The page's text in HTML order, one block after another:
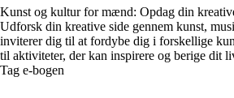
Kunst og kultur for mænd: Opdag din
Udforsk din kreative side gennem kunst,
inviterer dig til at fordybe dig i forskellige
til aktiviteter, der kan inspirere og berige dit
Tag e-bogen